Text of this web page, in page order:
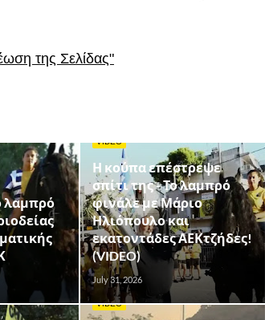
της Σελίδας"
λαμπρό
VIDEO
Η κούπα επέστρεψε
σπίτι της - Το λαμπρό
φινάλε με Μάριο
Ηλιόπουλο και
εκατοντάδες ΑΕΚτζήδες!
(VIDEO)
July 31, 2026
VIDEO